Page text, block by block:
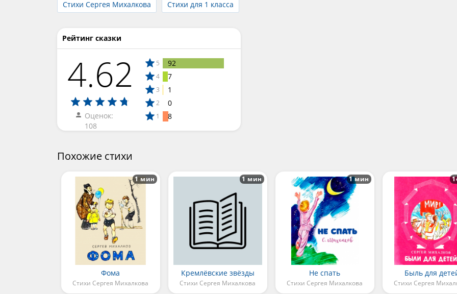
Стихи Сергея Михалкова
Стихи для 1 класса
Рейтинг сказки
4.62
Оценок:
108
5 92
4 7
3 1
2 0
1 8
Похожие стихи
Фома
Стихи Сергея Михалкова
1 мин
Кремлёвские звёзды
Стихи Сергея Михалкова
1 мин
Не спать
Стихи Сергея Михалкова
1 мин
Быль для
Стихи Сергея